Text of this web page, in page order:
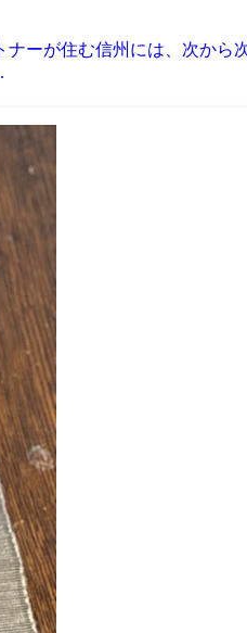
ーが住む信州には、次か